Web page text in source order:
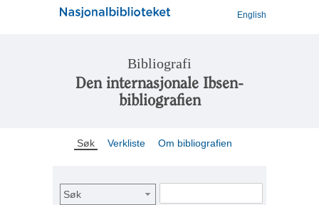
English
Bibliografi
Den internasjonale Ibsen-
bibliografien
Søk Verkliste Om bibliografien
Søk